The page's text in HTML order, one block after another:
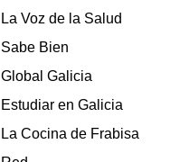
La Voz de la Salud
Sabe Bien
Global Galicia
Estudiar en Galicia
La Cocina de Frabisa